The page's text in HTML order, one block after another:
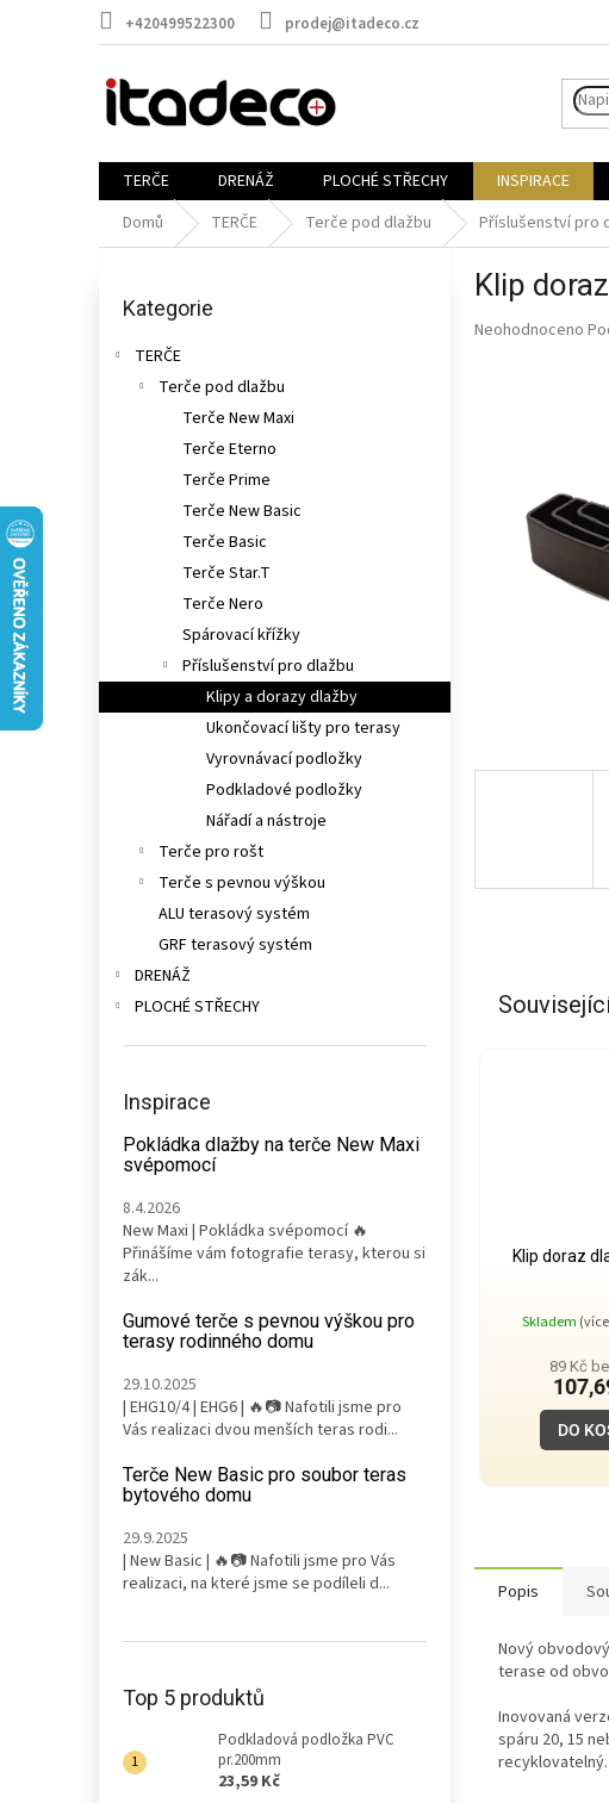
+420499522300 prodej@itadeco.cz
TERČE DRENÁŽ PLOCHÉ STŘECHY INSPIRACE
Domů
TERČE Terče pod dlažbu Příslušenství pro
kategorie
Kategorie
TERČE
Terče pod dlažbu
Terče New Maxi
Terče Eterno
Terče Prime
Terče New Basic
Terče Basic
Terče Star.T
Terče Nero
Spárovací křížky
Příslušenství pro dlažbu
Klipy a dorazy dlažby
Ukončovací lišty pro terasy
Vyrovnávací podložky
Podkladové podložky
Nářadí a nástroje
Terče pro rošt
Terče s pevnou výškou
ALU terasový systém
GRF terasový systém
DRENÁŽ
PLOCHÉ STŘECHY
Inspirace
Pokládka dlažby na terče New Maxi
svépomocí
8.4.2026
New Maxi | Pokládka svépomocí 🔥
Přinášíme vám fotografie terasy, kterou si
zák...
Gumové terče s pevnou výškou pro
terasy rodinného domu
29.10.2025
| EHG10/4 | EHG6 | 🔥📷 Nafotili jsme pro
Vás realizaci dvou menších teras rodi...
Terče New Basic pro soubor teras
bytového domu
29.9.2025
| New Basic | 🔥📷 Nafotili jsme pro Vás
realizaci, na které jsme se podíleli d...
Top 5 produktů
Podkladová podložka PVC
pr.200mm
23,59 Kč
Klip
Průměrné
Neohodnoceno
Klip doraz
Skladem
89 Kč
DO
Popis
Nový
terase od
Inovovaná
spáru 20, 15
recyklovatelný.